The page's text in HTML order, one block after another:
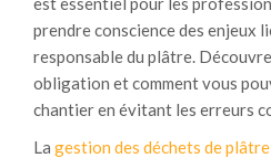
prendre conscience des enjeux
responsable du plâtre.
obligation et comment vous
chantier en évitant les erreurs
La gestion des déchets de plâtre